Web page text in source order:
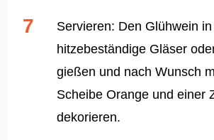
Servieren: Den Glühwein in
hitzebeständige Gläser
gießen und nach Wunsch
Scheibe Orange und einer
dekorieren.